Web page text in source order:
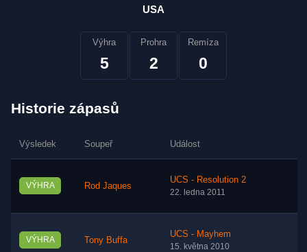
USA
Výhra
5
Prohra
2
Remíza
0
Historie zápasů
Výsledek Soupeř Událost
VÝHRA Rod Jaques
UCS - Resolution 2
22. ledna 2011
VÝHRA Tony Buffa
UCS - Mayhem
15. května 2010